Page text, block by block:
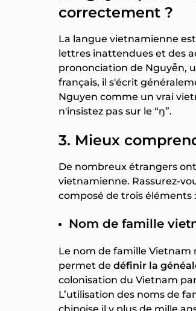
correctement ?
La langue vietnamienne
lettres inattendues et des
prononciation de Nguyễn,
français, il s'écrit
Nguyen comme un vrai
n'insistez pas sur le “ŋ”.
3. Mieux
De nombreux étrangers
vietnamienne. Rassurez-
composé de trois éléments :
Nom de famille
Le nom de famille Vietnam
permet de définir la
colonisation du Vietnam
L’utilisation des noms de